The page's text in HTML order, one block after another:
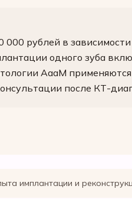
рублей в
одного зуба
АааМ
после КТ-
имплантации и